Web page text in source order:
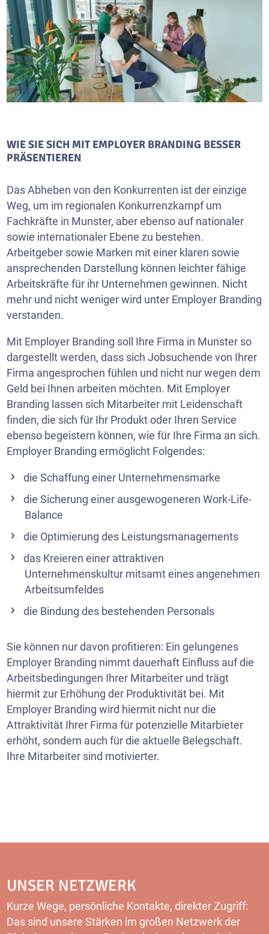
WIE SIE SICH MIT EMPLOYER BRANDING BESSER
PRÄSENTIEREN
Das Abheben von den Konkurrenten ist der einzige
Weg, um im regionalen Konkurrenzkampf um
Fachkräfte in Munster, aber ebenso auf nationaler
sowie internationaler Ebene zu bestehen.
Arbeitgeber sowie Marken mit einer klaren sowie
ansprechenden Darstellung können leichter fähige
Arbeitskräfte für ihr Unternehmen gewinnen. Nicht
mehr und nicht weniger wird unter Employer Branding
verstanden.
Mit Employer Branding soll Ihre Firma in Munster so
dargestellt werden, dass sich Jobsuchende von Ihrer
Firma angesprochen fühlen und nicht nur wegen dem
Geld bei Ihnen arbeiten möchten. Mit Employer
Branding lassen sich Mitarbeiter mit Leidenschaft
finden, die sich für Ihr Produkt oder Ihren Service
ebenso begeistern können, wie für Ihre Firma an sich.
Employer Branding ermöglicht Folgendes:
die Schaffung einer Unternehmensmarke
die Sicherung einer ausgewogeneren Work-Life-
Balance
die Optimierung des Leistungsmanagements
das Kreieren einer attraktiven
Unternehmenskultur mitsamt eines angenehmen
Arbeitsumfeldes
die Bindung des bestehenden Personals
Sie können nur davon profitieren: Ein gelungenes
Employer Branding nimmt dauerhaft Einfluss auf die
Arbeitsbedingungen Ihrer Mitarbeiter und trägt
hiermit zur Erhöhung der Produktivität bei. Mit
Employer Branding wird hiermit nicht nur die
Attraktivität Ihrer Firma für potenzielle Mitarbieter
erhöht, sondern auch für die aktuelle Belegschaft.
Ihre Mitarbeiter sind motivierter.
UNSER NETZWERK
Kurze Wege, persönliche Kontakte, direkter Zugriff:
Das sind unsere Stärken im großen Netzwerk der